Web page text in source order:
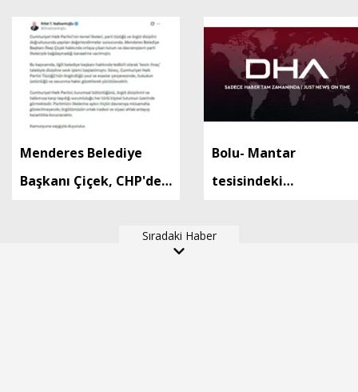
Menderes Belediye
Başkanı Çiçek, CHP'den
disipline sevk edildi
Bolu- Mantar
tesisindeki
dumanı görüp, yangın
Sıradaki Haber